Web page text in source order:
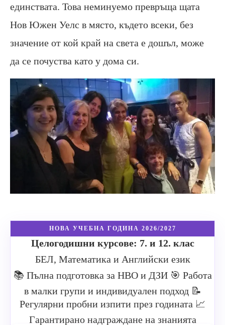
единствата. Това неминуемо превръща щата
Нов Южен Уелс в място, където всеки, без
значение от кой край на света е дошъл, може
да се почуства като у дома си.
НОВА УЧЕБНА ГОДИНА 2026/2027
Целогодишни курсове: 7. и 12. клас
БЕЛ, Математика и Английски език
📚 Пълна подготовка за НВО и ДЗИ 🎯 Работа
в малки групи и индивидуален подход 📝
Регулярни пробни изпити през годината 📈
Гарантирано надграждане на знанията